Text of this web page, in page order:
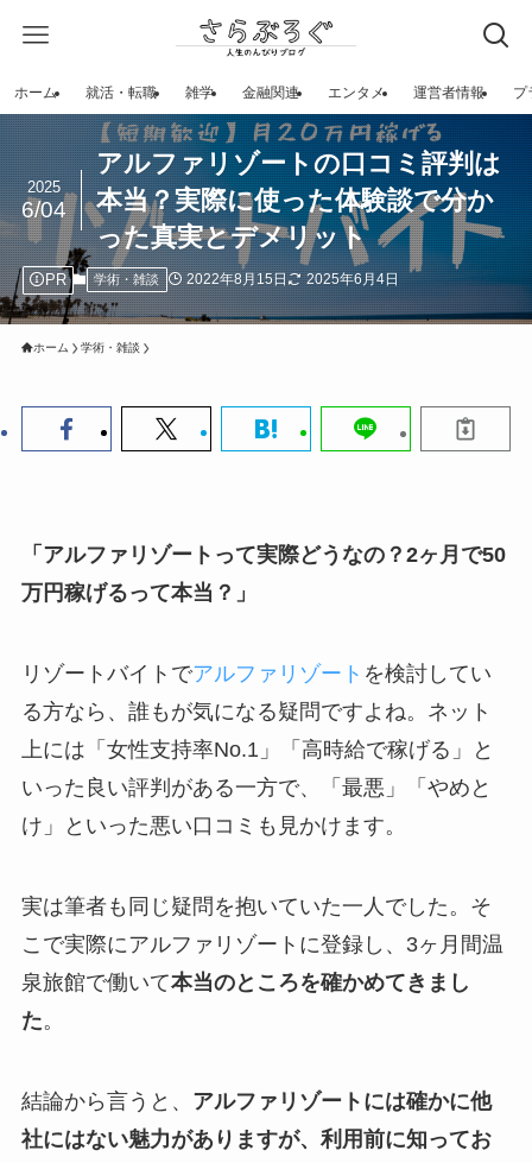
ホーム 就活・転職 雑学 金融関連 エンタメ 運営者情報 プ
アルファリゾートの口コミ評判は
本当？実際に使った体験談で分か
った真実とデメリット
2025
6/04
PR 学術・雑談 2022年8月15日 2025年6月4日
ホーム 学術・雑談
「アルファリゾートって実際どうなの？2ヶ月で50
万円稼げるって本当？」
リゾートバイトでアルファリゾート を検討してい
る方なら、誰もが気になる疑問ですよね。ネット
上には「女性支持率No.1」「高時給で稼げる」と
いった良い評判がある一方で、「最悪」「やめと
け」といった悪い口コミも見かけます。
実は筆者も同じ疑問を抱いていた一人でした。そ
こで実際にアルファリゾートに登録し、3ヶ月間温
泉旅館で働いて本当のところを確かめてきまし
た。
結論から言うと、 アルファリゾートには確かに他
社にはない魅力がありますが、利用前に知ってお